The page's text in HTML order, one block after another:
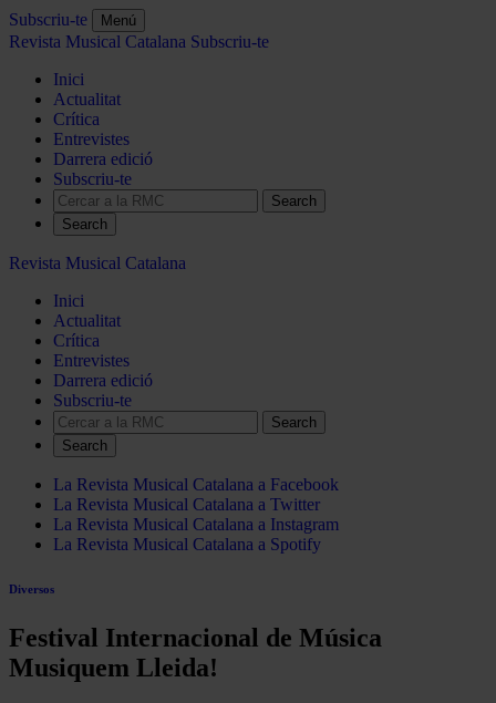
Subscriu-te Menú
Revista Musical Catalana Subscriu-te
Inici
Actualitat
Crítica
Entrevistes
Darrera edició
Subscriu-te
Search
Revista Musical Catalana
Inici
Actualitat
Crítica
Entrevistes
Darrera edició
Subscriu-te
Search
La Revista Musical Catalana a Facebook
La Revista Musical Catalana a Twitter
La Revista Musical Catalana a Instagram
La Revista Musical Catalana a Spotify
Diversos
Festival Internacional de Música
Musiquem Lleida!